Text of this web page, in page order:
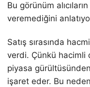
Bu görünüm
veremediğini
Satış sırasında
verdi. Çünkü hacimli
piyasa
işaret eder. Bu